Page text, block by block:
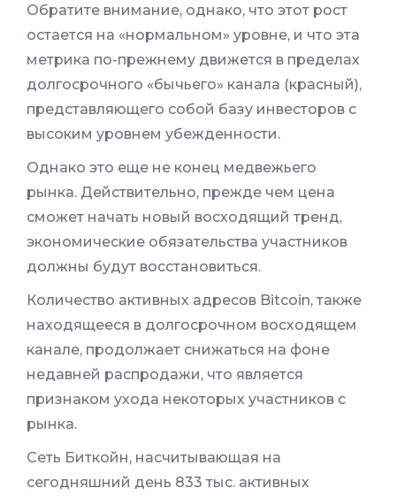
Обратите внимание, однако, что этот рост
остается на «нормальном» уровне, и что эта
метрика по-прежнему движется в пределах
долгосрочного «бычьего» канала (красный),
представляющего собой базу инвесторов с
высоким уровнем убежденности.
Однако это еще не конец медвежьего
рынка. Действительно, прежде чем цена
сможет начать новый восходящий тренд,
экономические обязательства участников
должны будут восстановиться.
Количество активных адресов Bitcoin, также
находящееся в долгосрочном восходящем
канале, продолжает снижаться на фоне
недавней распродажи, что является
признаком ухода некоторых участников с
рынка.
Сеть Биткойн, насчитывающая на
сегодняшний день 833 тыс. активных